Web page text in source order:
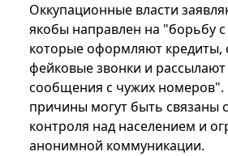
Оккупационные власти
якобы направлен на "борьбу
которые оформляют
фейковые звонки и
сообщения с чужих
причины могут быть связаны
контроля над населением и
анонимной коммуникации.